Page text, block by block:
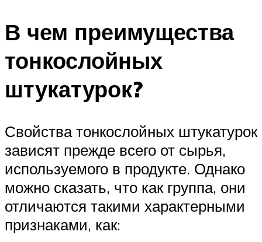
В чем преимущества
тонкослойных
штукатурок?
Свойства тонкослойных штукатурок
зависят прежде всего от сырья,
используемого в продукте. Однако
можно сказать, что как группа, они
отличаются такими характерными
признаками, как: